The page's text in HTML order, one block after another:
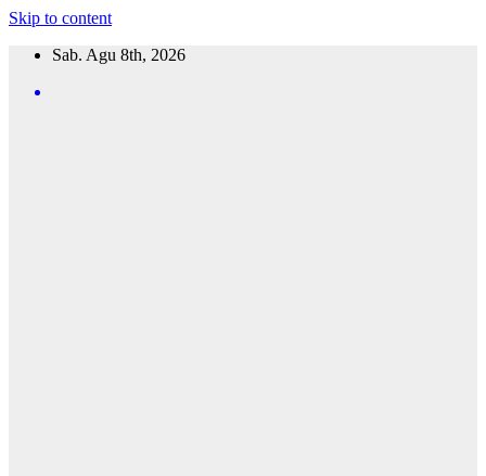
Skip to content
Sab. Agu 8th, 2026